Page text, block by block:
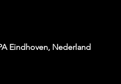
Eindhoven, Nederland